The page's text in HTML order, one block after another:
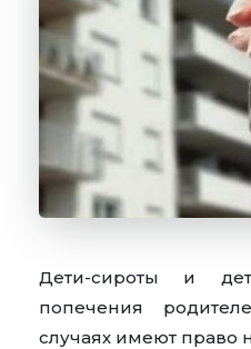
Дети-сироты и
попечения
случаях имеют право